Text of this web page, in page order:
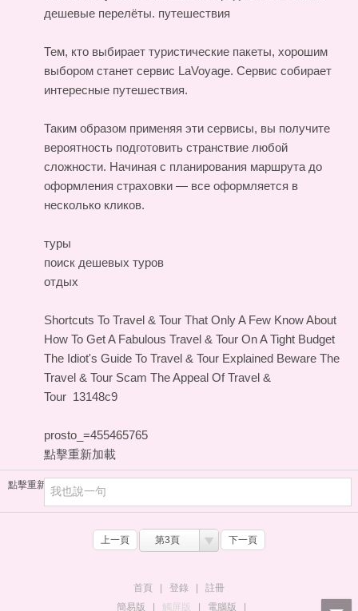
дешевые перелёты. путешествия
Тем, кто выбирает туристические пакеты, хорошим
выбором станет сервис LaVoyage. Сервис собирает
интересные путешествия.
Таким образом применяя эти сервисы, вы получите
вероятность подготовить странствие любой
сложности. Начиная с планирования маршрута до
оформления страховки — все оформляется в
несколько кликов.
туры
поиск дешевых туров
отдых
Shortcuts To Travel & Tour That Only A Few Know About
How To Get A Fabulous Travel & Tour On A Tight Budget
The Idiot's Guide To Travel & Tour Explained Beware The
Travel & Tour Scam The Appeal Of Travel &
Tour 13148c9
prosto_=455465765
點擊重新加載
點擊重新加載
上一頁 第3頁 下一頁
首頁 | 登錄 |
註冊
簡易版
| 觸屏版 | 電腦版 |